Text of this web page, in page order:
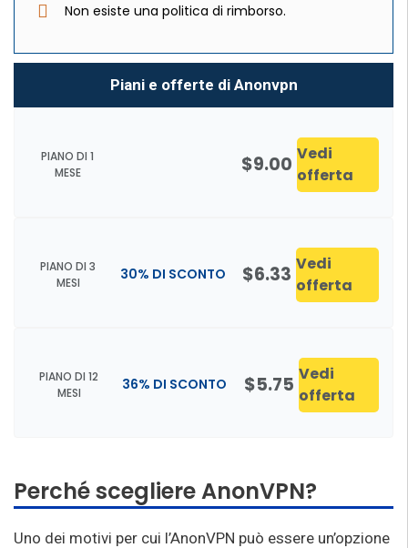
Non esiste una politica di rimborso.
Piani e offerte di Anonvpn
PIANO DI 1
MESE
$9.00 Vedi
offerta
PIANO DI 3
MESI
$6.33
30% DI SCONTO
Vedi
offerta
PIANO DI 12
MESI
$5.75
36% DI SCONTO
Vedi
offerta
Perché scegliere AnonVPN?
Uno dei motivi per cui l’AnonVPN può essere un’opzione